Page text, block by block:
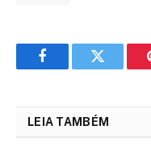
FacebookTwitter
LEIA TAMBÉM